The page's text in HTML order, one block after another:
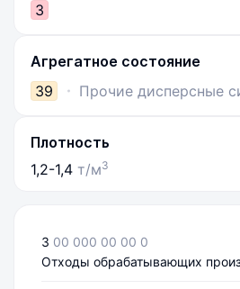
3
Агрегатное состояние
39
Прочие дисперсные
Плотность
1,2-1,4 т/м3
3 00 000 00 00 0
Отходы обрабатывающих